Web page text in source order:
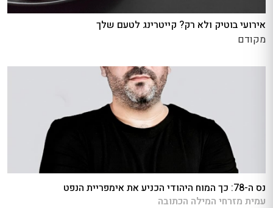
אירועי בוטיק ולא רק? קייטרינג לטעם שלך
מקודם
נס ה-78: כך המוח היהודי הכניע את אימפריית הנפט
עמית מזרחי המילה הכתובה